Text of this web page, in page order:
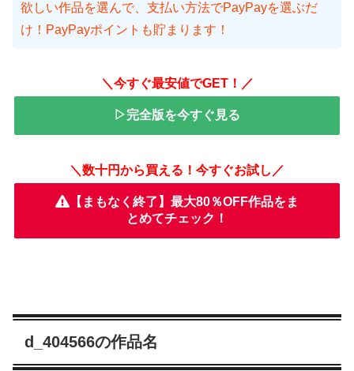
欲しい作品を選んで、支払い方法でPayPayを選ぶだ
け！PayPayポイントも貯まります！
＼今すぐ最安値でGET！／
▷完全版を今すぐ見る
＼数十円から買える！今すぐお試し／
【まもなく終了】最大80％OFF作品をま
とめてチェック！
d_404566の作品名